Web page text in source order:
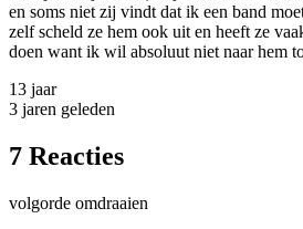
en soms niet zij vindt dat ik een band
zelf scheld ze hem ook uit en heeft ze
doen want ik wil absoluut niet naar hem
13 jaar
3 jaren geleden
7 Reacties
volgorde omdraaien